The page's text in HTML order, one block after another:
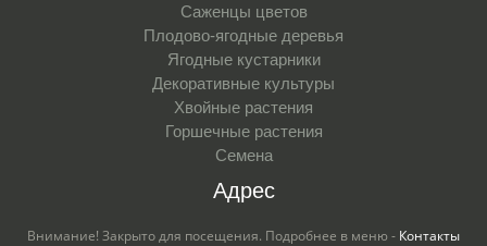
Саженцы цветов
Плодово-ягодные деревья
Ягодные кустарники
Декоративные культуры
Хвойные растения
Горшечные растения
Семена
Адрес
Внимание! Закрыто для посещения. Подробнее в меню - Контакты